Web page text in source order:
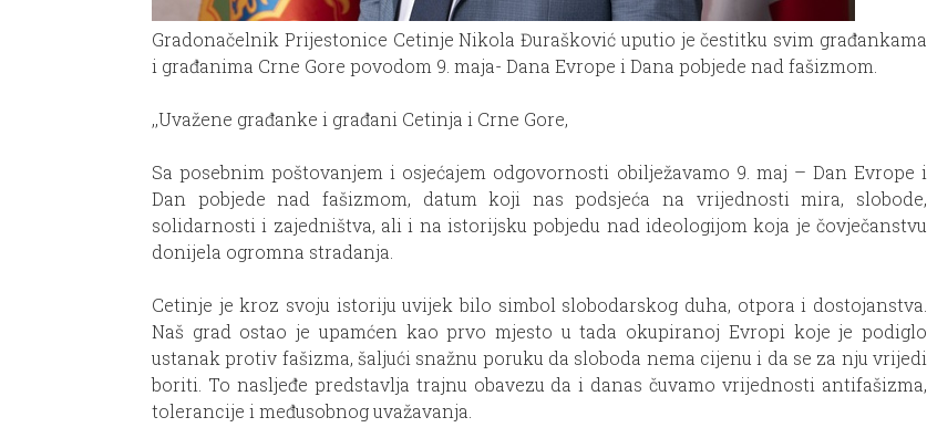
Gradonačelnik Prijestonice Cetinje Nikola Đurašković uputio je čestitku svim građankama
i građanima Crne Gore povodom 9. maja- Dana Evrope i Dana pobjede nad fašizmom.
,,Uvažene građanke i građani Cetinja i Crne Gore,
Sa posebnim poštovanjem i osjećajem odgovornosti obilježavamo 9. maj – Dan Evrope i
Dan pobjede nad fašizmom, datum koji nas podsjeća na vrijednosti mira, slobode,
solidarnosti i zajedništva, ali i na istorijsku pobjedu nad ideologijom koja je čovječanstvu
donijela ogromna stradanja.
Cetinje je kroz svoju istoriju uvijek bilo simbol slobodarskog duha, otpora i dostojanstva.
Naš grad ostao je upamćen kao prvo mjesto u tada okupiranoj Evropi koje je podiglo
ustanak protiv fašizma, šaljući snažnu poruku da sloboda nema cijenu i da se za nju vrijedi
boriti. To nasljeđe predstavlja trajnu obavezu da i danas čuvamo vrijednosti antifašizma,
tolerancije i međusobnog uvažavanja.